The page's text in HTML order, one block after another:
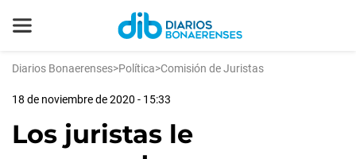
Diarios Bonaerenses>Política>Comisión de Juristas
18 de noviembre de 2020 - 15:33
Los juristas le